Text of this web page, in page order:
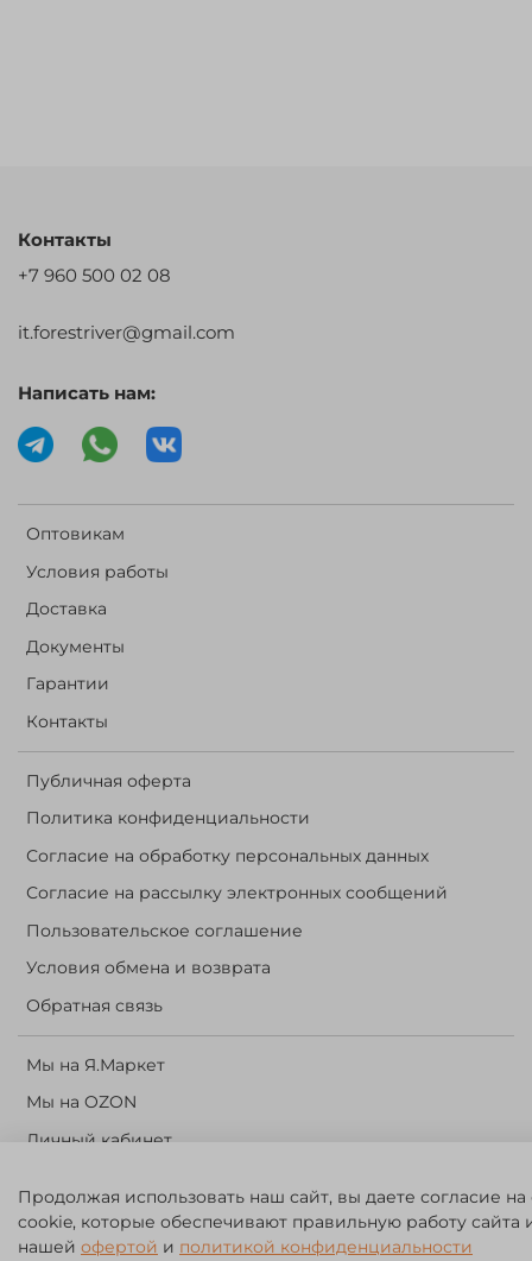
Оптовикам
Условия работы
Доставка
Документы
Гарантии
Контакты
Публичная оферта
Политика конфиденциальности
Согласие на обработку персональных данных
Согласие на рассылку электронных сообщений
Пользовательское соглашение
Условия обмена и возврата
Обратная связь
Мы на Я.Маркет
Мы на OZON
Личный кабинет
Контакты
+7 960 500 02 08
it.forestriver@gmail.com
Написать нам:
©️ 2014 - 2024 Forest River. Рыболовный интернет-магазин.
Продолжая использовать наш сайт, вы даете согласие
cookie, которые обеспечивают правильную работу сайта
нашей офертой и политикой конфиденциальности